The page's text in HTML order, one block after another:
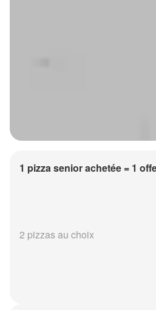
1 pizza senior achetée = 1
2 pizzas au choix